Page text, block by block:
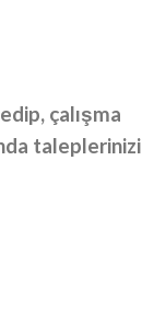
çalışma
taleplerinizi